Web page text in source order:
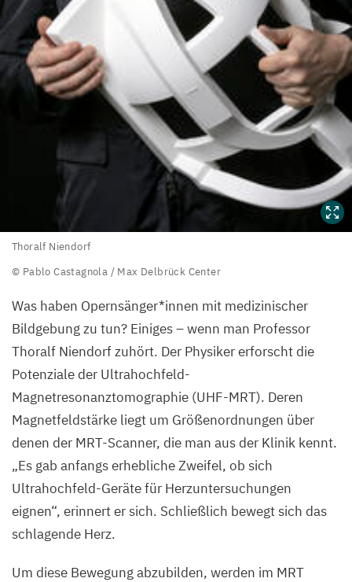
Thoralf
Niendorf
Pablo
Castagnola
Delbrück
Center
Thoralf Niendorf
© Pablo Castagnola / Max Delbrück Center
Was haben Opernsänger*innen mit medizinischer
Bildgebung zu tun? Einiges – wenn man Professor
Thoralf Niendorf zuhört. Der Physiker erforscht die
Potenziale der Ultrahochfeld-
Magnetresonanztomographie (UHF-MRT). Deren
Magnetfeldstärke liegt um Größenordnungen über
denen der MRT-Scanner, die man aus der Klinik kennt.
„Es gab anfangs erhebliche Zweifel, ob sich
Ultrahochfeld-Geräte für Herzuntersuchungen
eignen“, erinnert er sich. Schließlich bewegt sich das
schlagende Herz.
Um diese Bewegung abzubilden, werden im MRT